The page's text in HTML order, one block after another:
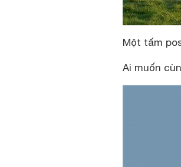
Một tấm
Ai muốn